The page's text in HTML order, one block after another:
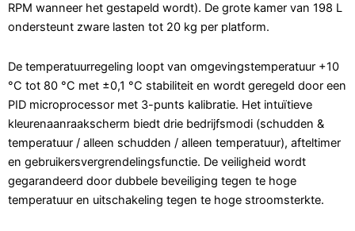
RPM wanneer het gestapeld wordt). De grote kamer van 198 L
ondersteunt zware lasten tot 20 kg per platform.
De temperatuurregeling loopt van omgevingstemperatuur +10
°C tot 80 °C met ±0,1 °C stabiliteit en wordt geregeld door een
PID microprocessor met 3-punts kalibratie. Het intuïtieve
kleurenaanraakscherm biedt drie bedrijfsmodi (schudden &
temperatuur / alleen schudden / alleen temperatuur), afteltimer
en gebruikersvergrendelingsfunctie. De veiligheid wordt
gegarandeerd door dubbele beveiliging tegen te hoge
temperatuur en uitschakeling tegen te hoge stroomsterkte.